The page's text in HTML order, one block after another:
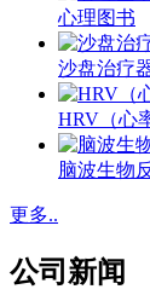
心理图书
沙盘治疗
HRV（心
脑波生物
更多..
公司新闻